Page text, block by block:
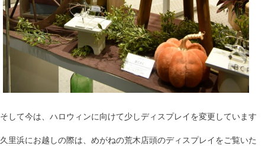
そして今は、ハロウィンに向けて少しディスプレイを変更しています
久里浜にお越しの際は、めがねの荒木店頭のディスプレイをご覧いた